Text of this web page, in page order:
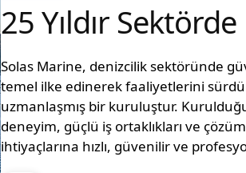
25 Yıldır
Solas Marine, denizcilik sektöründe
temel ilke edinerek faaliyetlerini
uzmanlaşmış bir kuruluştur.
deneyim, güçlü iş ortaklıkları ve
ihtiyaçlarına hızlı, güvenilir ve